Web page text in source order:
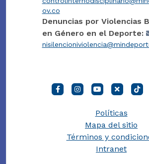
ov.co
Denuncias por Violencias
en Género en el Deporte:
Políticas
Mapa del sitio
Términos y
Intranet